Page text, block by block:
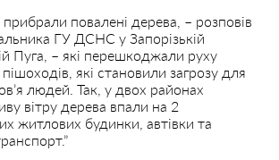
прибрали повалені дерева, – розповів
ГУ ДСНС у Запорізькій
Пуга, – які перешкоджали руху
які становили загрозу для
людей. Так, у двох районах
вітру дерева впали на 2
житлових будинки, автівки та